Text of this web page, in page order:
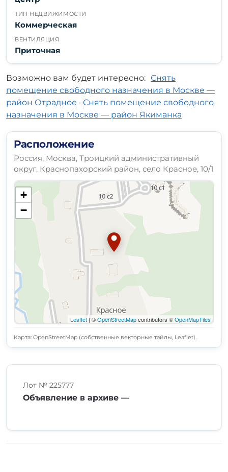
ТИП НЕДВИЖИМОСТИ
Коммерческая
ВЕНТИЛЯЦИЯ
Приточная
Возможно вам будет интересно: Снять
помещение свободного назначения в Москве —
район Отрадное · Снять помещение свободного
назначения в Москве — район Якиманка
Расположение
Россия, Москва, Троицкий административный
округ, Краснопахорский район, село Красное, 10/1
+
−
Leaflet | ©OpenStreetMapcontributors ©OpenMapTiles
Карта: OpenStreetMap (собственные векторные тайлы, Leaflet).
Лот № 225777
Объявление в архиве —